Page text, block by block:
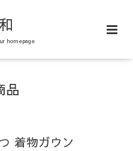
homepage
品
着物ガウン